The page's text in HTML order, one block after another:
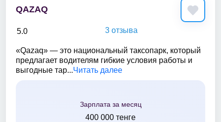
QAZAQ
5.0 3 отзыва
«Qazaq» — это национальный таксопарк, который
предлагает водителям гибкие условия работы и
выгодные тар...Читать далее
Зарплата за месяц
400 000 тенге